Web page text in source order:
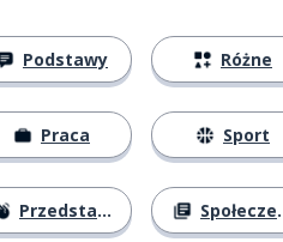
Podstawy
Praca
Przedstawianie się
Różne
Sport
Społeczeństwo